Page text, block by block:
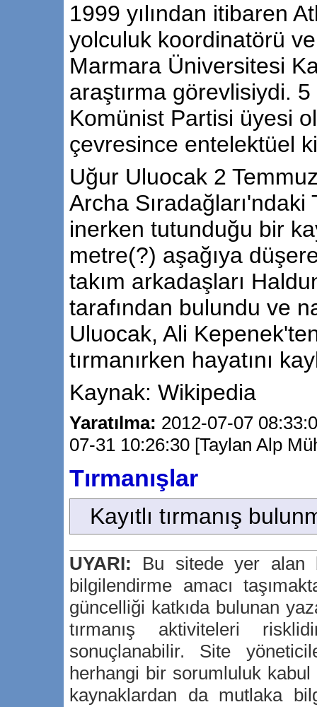
1999 yılından itibaren
yolculuk koordinatörü
Marmara Üniversitesi
araştırma görevlisiydi.
Komünist Partisi üyesi
çevresince entelektüel
Uğur Uluocak 2
Archa Sıradağları'ndaki
inerken tutunduğu bir
metre(?) aşağıya
takım arkadaşları
tarafından bulundu ve
Uluocak, Ali
tırmanırken hayatını
Kaynak: Wikipedia
Yaratılma: 2012-07-07
07-31 10:26:30 [Taylan Alp
Tırmanışlar
Kayıtlı tırmanış
UYARI: Bu sitede yer alan
bilgilendirme amacı
güncelliği katkıda bulunan
tırmanış aktiviteleri
sonuçlanabilir. Site
herhangi bir sorumluluk
kaynaklardan da mutlaka